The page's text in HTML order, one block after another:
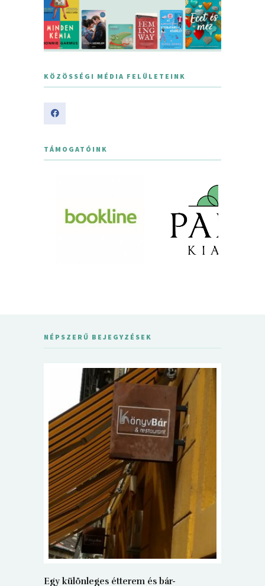
KÖZÖSSÉGI MÉDIA FELÜLETEINK
TÁMOGATÓINK
NÉPSZERŰ BEJEGYZÉSEK
Egy különleges étterem és bár-